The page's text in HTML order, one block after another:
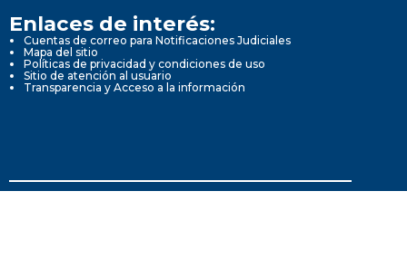
Enlaces de interés:
Cuentas de correo para Notificaciones Judiciales
Mapa del sitio
Políticas de privacidad y condiciones de uso
Sitio de atención al usuario
Transparencia y Acceso a la información